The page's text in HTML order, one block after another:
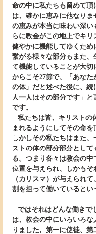
命の中に私たちも留めて頂
は、確かに恵みに他なりま
の恵みが本当に味わい深い
らに教会がこの地上でキリ
健やかに機能してゆくため
繋がる様々な部分もまた、
て機能していることが大切
からこそ27節で、「あなた
の体」だと述べた後に、続
人一人はその部分です」と
です。
まれるようにしてその命を
しかしその私たちはまた、
ストの体の部分部分として
る。つまり各々は教会の中
位置を与えられ、しかもそ
（カリスマ）が与えられ
割を担って働いているとい
は、教会の中にいろいろな
りました。第一に使徒、第